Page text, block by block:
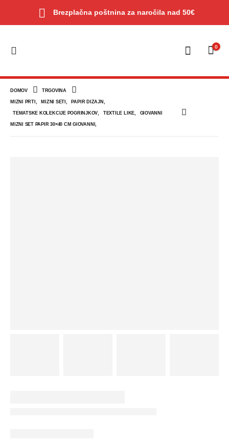
Brezplačna poštnina za naročila nad 50€
0
DOMOV TRGOVINA
MIZNI PRTI MIZNI SETI PAPIR DIZAJN
TEMATSKE KOLEKCIJE POGRINJKOV TEXTILE LIKE GIOVANNI
MIZNI SET PAPIR 30×40 CM GIOVANNI,